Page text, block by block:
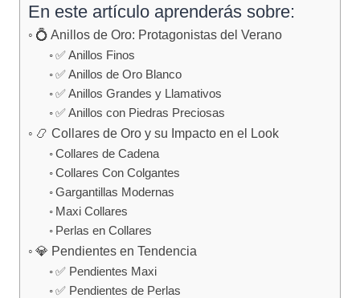
En este artículo aprenderás sobre:
💍 Anillos de Oro: Protagonistas del Verano
✅ Anillos Finos
✅ Anillos de Oro Blanco
✅ Anillos Grandes y Llamativos
✅ Anillos con Piedras Preciosas
📿 Collares de Oro y su Impacto en el Look
Collares de Cadena
Collares Con Colgantes
Gargantillas Modernas
Maxi Collares
Perlas en Collares
💎 Pendientes en Tendencia
✅ Pendientes Maxi
✅ Pendientes de Perlas